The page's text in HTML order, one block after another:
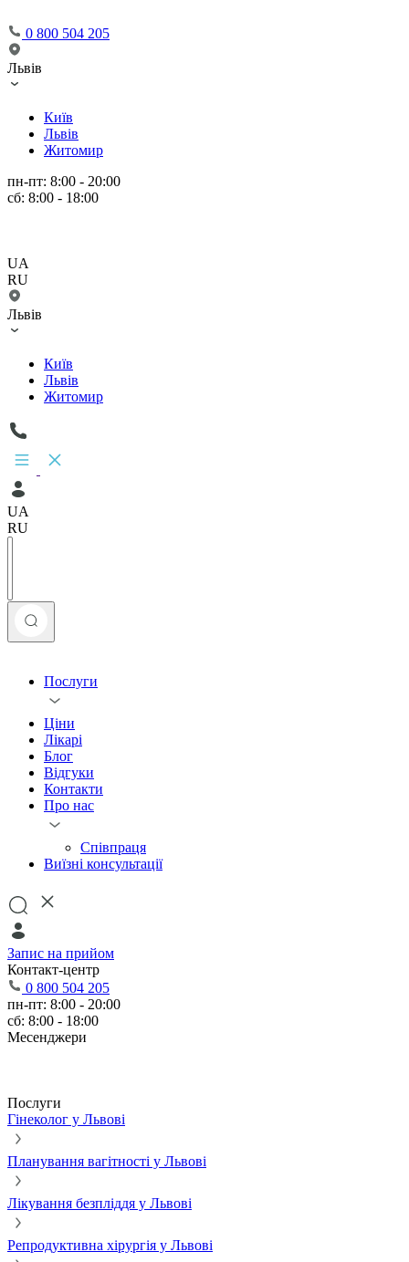
0 800 504 205
Львів
Київ
Львів
Житомир
пн-пт: 8:00 - 20:00
сб: 8:00 - 18:00
UA
RU
Львів
Київ
Львів
Житомир
UA
RU
Послуги
Ціни
Лікарі
Блог
Відгуки
Контакти
Про нас
Співпраця
Виїзні консультації
Запис на прийом
Контакт-центр
0 800 504 205
пн-пт: 8:00 - 20:00
сб: 8:00 - 18:00
Месенджери
Послуги
Гінеколог у Львові
Планування вагітності у Львові
Лікування безпліддя у Львові
Репродуктивна хірургія у Львові